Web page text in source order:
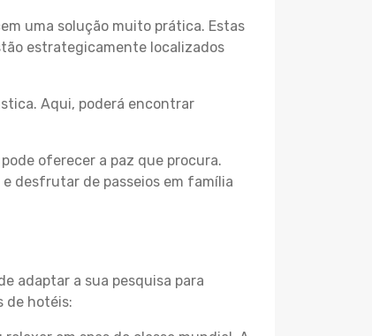
uma solução muito prática. Estas
estrategicamente localizados
Aqui, poderá encontrar
oferecer a paz que procura.
desfrutar de passeios em família
adaptar a sua pesquisa para
de hotéis: